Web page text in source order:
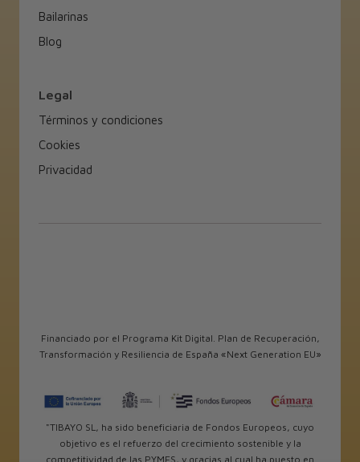
Bailarinas
Blog
Legal
Términos y condiciones
Cookies
Privacidad
Financiado por el Programa Kit Digital. Plan de Recuperación,
Transformación y Resiliencia de España «Next Generation EU»
"TIBAYO SL, ha sido beneficiaria de Fondos Europeos, cuyo
objetivo es el refuerzo del crecimiento sostenible y la
competitividad de las PYMES, y gracias al cual ha puesto en